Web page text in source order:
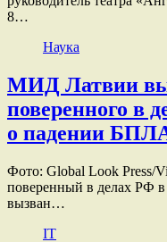
8…
Наука
МИД Латвии
поверенного в
о падении
Фото: Global Look Press/
поверенный в делах РФ
вызван…
IT